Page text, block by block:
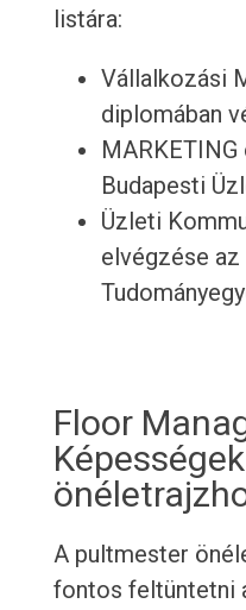
listára:
Vállalkozási
diplomában
Budapesti
Üzleti
elvégzése
Floor
A pultmester
fontos feltüntetni